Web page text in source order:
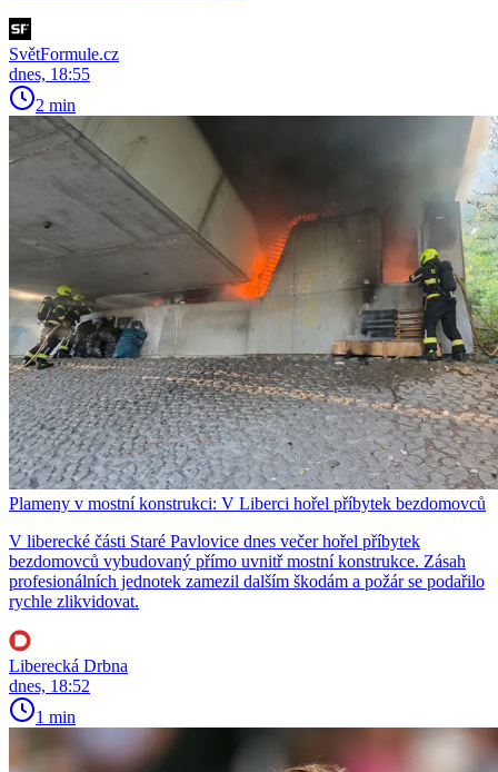
SvětFormule.cz
dnes, 18:55
2 min
Plameny v mostní konstrukci: V Liberci hořel příbytek bezdomovců
V liberecké části Staré Pavlovice dnes večer hořel příbytek
bezdomovců vybudovaný přímo uvnitř mostní konstrukce. Zásah
profesionálních jednotek zamezil dalším škodám a požár se podařilo
rychle zlikvidovat.
Liberecká Drbna
dnes, 18:52
1 min